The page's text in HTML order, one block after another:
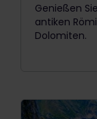
Genießen
antiken
Dolomiten.